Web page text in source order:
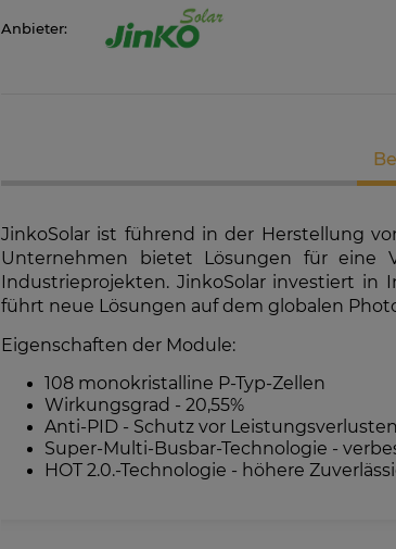
Netzwechselrichter
923,17 €
VERFÜGBARKEIT DER
ARTIKEL MELDEN
BF
ARTIKEL
Anbieter:
JinkoSolar ist führend in der Herstellung
Unternehmen bietet Lösungen für eine
Industrieprojekten. JinkoSolar investiert in
führt neue Lösungen auf dem globalen
Eigenschaften der Module:
108 monokristalline P-Typ-Zellen
Wirkungsgrad - 20,55%
Anti-PID - Schutz vor Leistungsverlusten
Super-Multi-Busbar-Technologie -
HOT 2.0.-Technologie - höhere